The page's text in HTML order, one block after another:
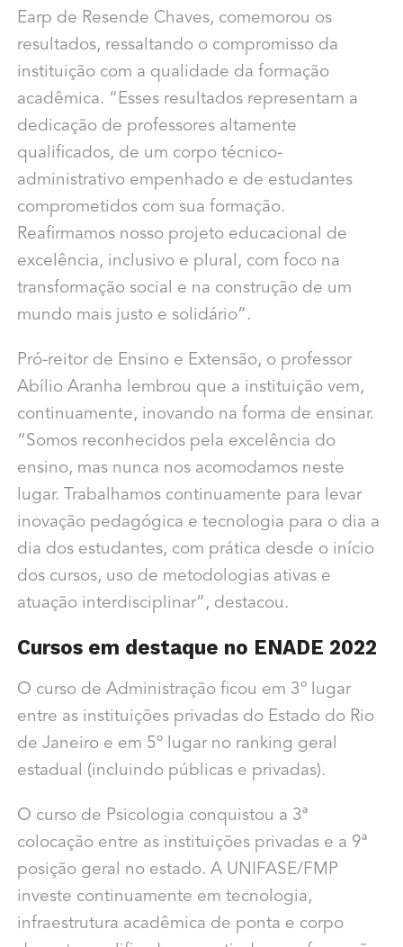
Earp de Resende Chaves, comemorou os
resultados, ressaltando o compromisso da
instituição com a qualidade da formação
acadêmica. “Esses resultados representam a
dedicação de professores altamente
qualificados, de um corpo técnico-
administrativo empenhado e de estudantes
comprometidos com sua formação.
Reafirmamos nosso projeto educacional de
excelência, inclusivo e plural, com foco na
transformação social e na construção de um
mundo mais justo e solidário”.
Pró-reitor de Ensino e Extensão, o professor
Abílio Aranha lembrou que a instituição vem,
continuamente, inovando na forma de ensinar.
“Somos reconhecidos pela excelência do
ensino, mas nunca nos acomodamos neste
lugar. Trabalhamos continuamente para levar
inovação pedagógica e tecnologia para o dia a
dia dos estudantes, com prática desde o início
dos cursos, uso de metodologias ativas e
atuação interdisciplinar”, destacou.
Cursos em destaque no ENADE 2022
O curso de Administração ficou em 3º lugar
entre as instituições privadas do Estado do Rio
de Janeiro e em 5º lugar no ranking geral
estadual (incluindo públicas e privadas).
O curso de Psicologia conquistou a 3ª
colocação entre as instituições privadas e a 9ª
posição geral no estado. A UNIFASE/FMP
investe continuamente em tecnologia,
infraestrutura acadêmica de ponta e corpo